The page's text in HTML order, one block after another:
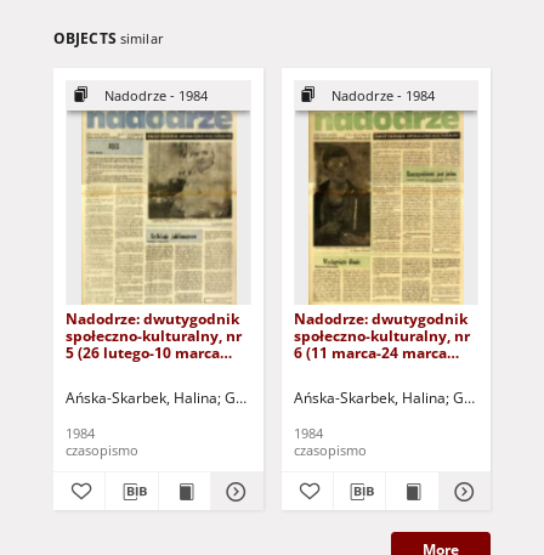
OBJECTS similar
Nadodrze - 1984
Nadodrze: dwutygodnik
społeczno-kulturalny, nr
5 (26 lutego-10 marca
Ańska-Skarbek, Halina Grabowska, Lucyna Grochomalski, Piotr
1984
czasopismo
Nadodrze - 1984
Nadodrze: dwutygodnik
społeczno-kulturalny, nr
6 (11 marca-24 marca
Ańska-Skarbek, Halina Grabowska,
1984
czasopismo
More